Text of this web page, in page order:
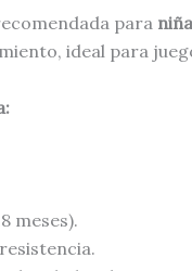
para
ideal para
:
meses).